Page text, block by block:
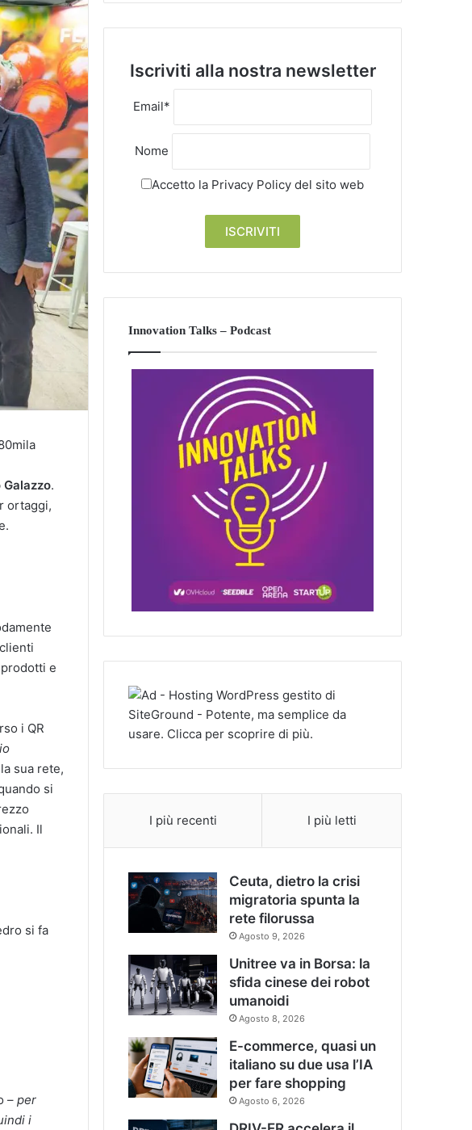
Galazzo.
ortaggi,
e
i QR
sua rete,
si
Il
si fa
– per
i
Iscriviti alla nostra newsletter
Email*
Nome
Accetto la Privacy Policy del sito web
Innovation Talks – Podcast
I più recenti I più letti
Ceuta, dietro la crisi
migratoria spunta la
rete filorussa
Agosto 9, 2026
Unitree va in Borsa: la
sfida cinese dei robot
umanoidi
Agosto 8, 2026
E-commerce, quasi un
italiano su due usa l’IA
per fare shopping
Agosto 6, 2026